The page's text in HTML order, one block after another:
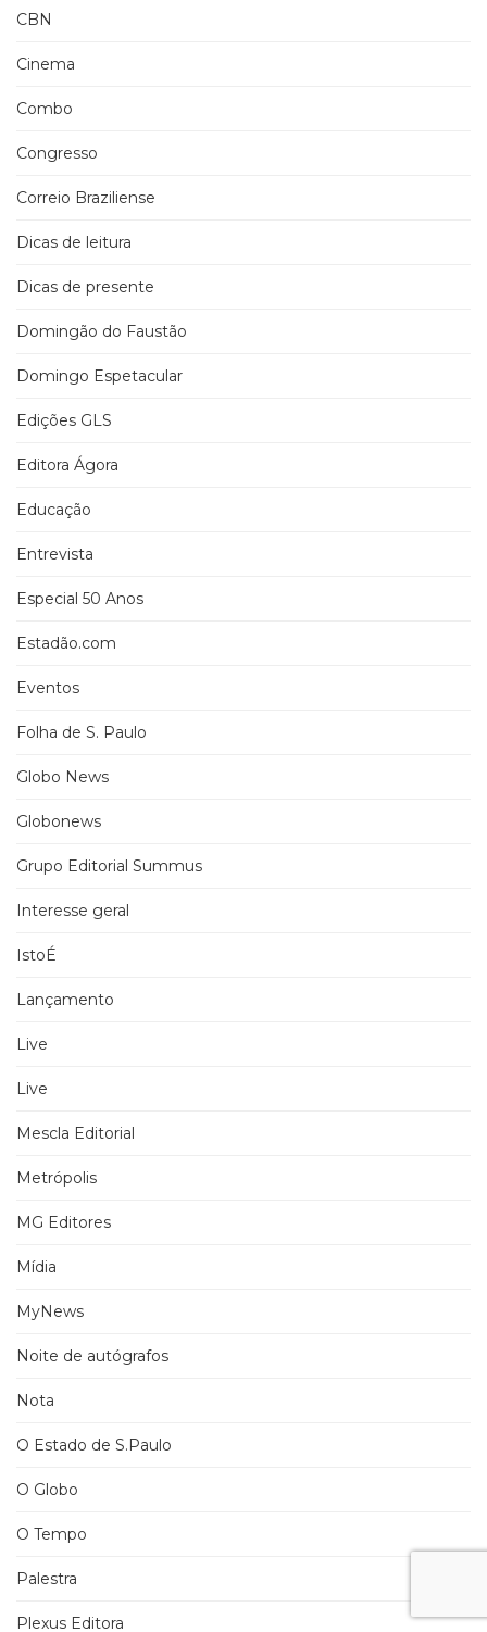
CBN
Cinema
Combo
Congresso
Correio Braziliense
Dicas de leitura
Dicas de presente
Domingão do Faustão
Domingo Espetacular
Edições GLS
Editora Ágora
Educação
Entrevista
Especial 50 Anos
Estadão.com
Eventos
Folha de S. Paulo
Globo News
Globonews
Grupo Editorial Summus
Interesse geral
IstoÉ
Lançamento
Live
Live
Mescla Editorial
Metrópolis
MG Editores
Mídia
MyNews
Noite de autógrafos
Nota
O Estado de S.Paulo
O Globo
O Tempo
Palestra
Plexus Editora